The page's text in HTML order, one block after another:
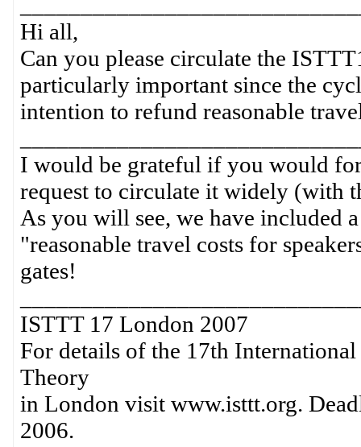
Hi all,
Can you please circulate the
particularly important since the
intention to refund reasonable
I would be grateful if you would
request to circulate it widely (with
As you will see, we have included
"reasonable travel costs for
gates!
ISTTT 17 London 2007
For details of the 17th
Theory
in London visit www.isttt.org.
2006.